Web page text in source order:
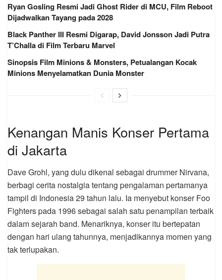
Ryan Gosling Resmi Jadi Ghost Rider di MCU, Film Reboot
Dijadwalkan Tayang pada 2028
Black Panther III Resmi Digarap, David Jonsson Jadi Putra
T’Challa di Film Terbaru Marvel
Sinopsis Film Minions & Monsters, Petualangan Kocak
Minions Menyelamatkan Dunia Monster
Kenangan Manis Konser Pertama
di Jakarta
Dave Grohl, yang dulu dikenal sebagai drummer Nirvana,
berbagi cerita nostalgia tentang pengalaman pertamanya
tampil di Indonesia 29 tahun lalu. Ia menyebut konser Foo
Fighters pada 1996 sebagai salah satu penampilan terbaik
dalam sejarah band. Menariknya, konser itu bertepatan
dengan hari ulang tahunnya, menjadikannya momen yang
tak terlupakan.